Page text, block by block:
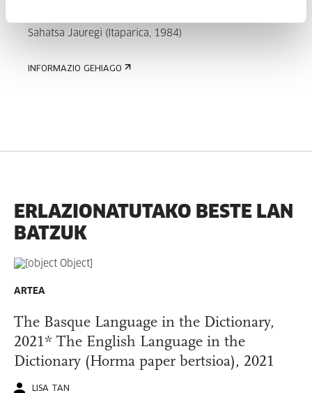
Sahatsa Jauregi (Itaparica, 1984)
INFORMAZIO GEHIAGO
ERLAZIONATUTAKO BESTE LAN
BATZUK
ARTEA
The Basque Language in the Dictionary,
2021* The English Language in the
Dictionary (Horma paper bertsioa), 2021
LISA TAN